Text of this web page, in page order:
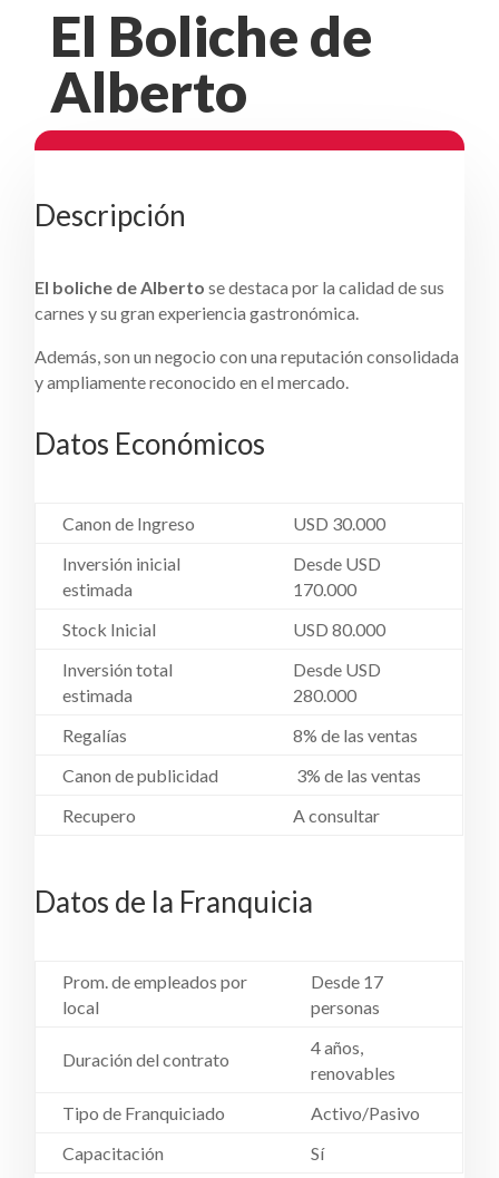
El Boliche de
Alberto
Descripción
El boliche de Alberto sedestaca por la calidad de sus
carnes y su gran experiencia gastronómica.
Además, son un negocio con una reputación consolidada
y ampliamente reconocido en el mercado.
Datos Económicos
Canon de Ingreso
USD 30.000
Inversión inicial
estimada
Desde USD
170.000
Stock Inicial
USD 80.000
Inversión total
estimada
Desde USD
280.000
Regalías
8% de las ventas
Canon de publicidad
3% de las ventas
Recupero
A consultar
Datos de la Franquicia
Prom. de empleados por
local
Desde 17
personas
Duración del contrato
4 años,
renovables
Tipo de Franquiciado
Activo/Pasivo
Capacitación
Sí